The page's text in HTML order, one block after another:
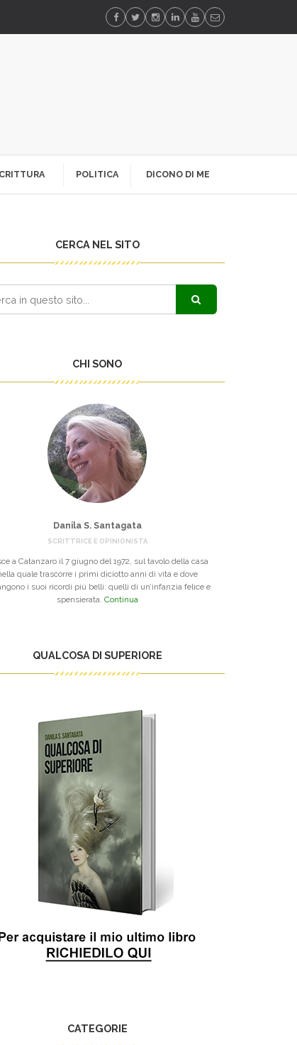
POLITICA DICONO DI ME
CERCA NEL SITO
CHI SONO
Danila S. Santagata
SCRITTRICE E OPINIONISTA
a Catanzaro il 7 giugno del 1972, sul tavolo della casa
quale trascorre i primi diciotto anni di vita e dove
i suoi ricordi più belli: quelli di un’infanzia felice e
spensierata. Continua
QUALCOSA DI SUPERIORE
CATEGORIE